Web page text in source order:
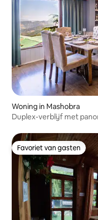
Woning in Mashobra
Duplex-verblijf met
Favoriet van gasten
Favoriet van gasten